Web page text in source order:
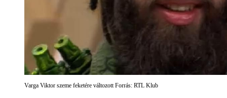
Varga Viktor szeme feketére változott Forrás: RTL Klub